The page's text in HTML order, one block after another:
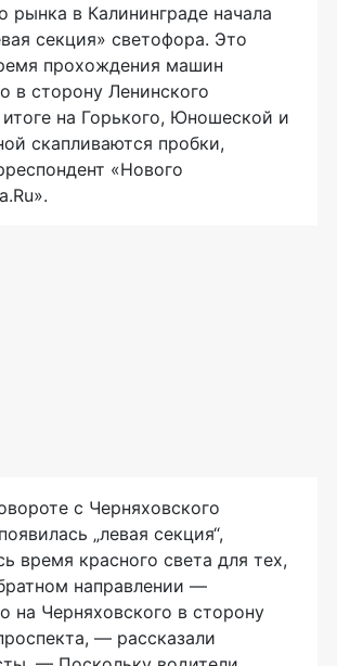
рынка в Калининграде начала
секция» светофора. Это
прохождения машин
в сторону Ленинского
итоге на Горького, Юношеской и
скапливаются пробки,
«Нового
с Черняховского
„левая секция“,
время красного света для тех,
направлении —
на Черняховского в сторону
— рассказали